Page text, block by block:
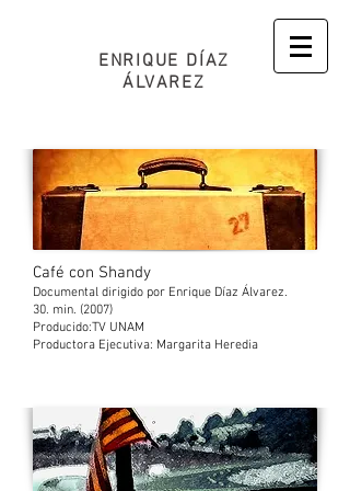
ENRIQUE DÍAZ
ÁLVAREZ
Café con Shandy
Documental dirigido por Enrique Díaz Álvarez.
30. min. (2007)
Producido:TV UNAM
Productora Ejecutiva: Margarita Heredia